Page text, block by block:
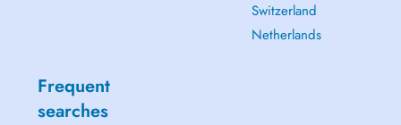
Switzerland
Netherlands
Frequent
searches